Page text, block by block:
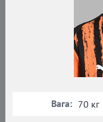
Вага: 70 кг